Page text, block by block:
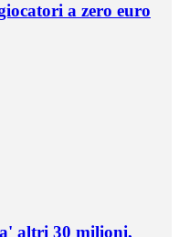
a zero euro
altri 30 milioni,